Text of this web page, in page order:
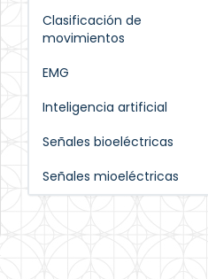
Clasificación de
movimientos
EMG
Inteligencia artificial
Señales bioeléctricas
Señales mioeléctricas